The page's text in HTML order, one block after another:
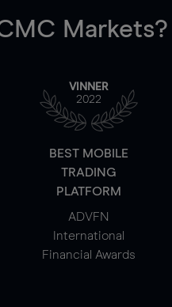
Markets?
VINNER
2022
BEST MOBILE
TRADING
PLATFORM
ADVFN
International
Financial Awards